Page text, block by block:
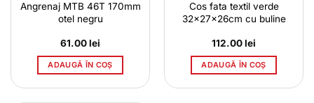
Angrenaj MTB 46T 170mm
otel negru
61.00lei
ADAUGĂ ÎN COȘ
Cos fata textil verde
32x27x26cm cu buline
112.00lei
ADAUGĂ ÎN COȘ